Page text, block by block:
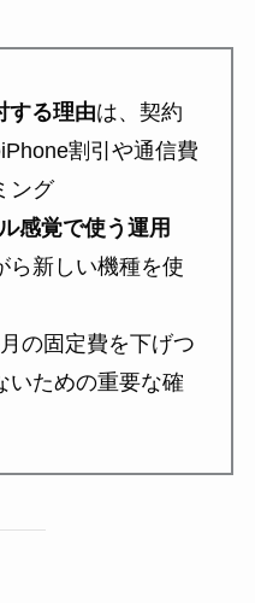
する理由は、契約
割引や通信費
ング
感覚で使う運用
ら新しい機種を使
の固定費を下げつ
いための重要な確